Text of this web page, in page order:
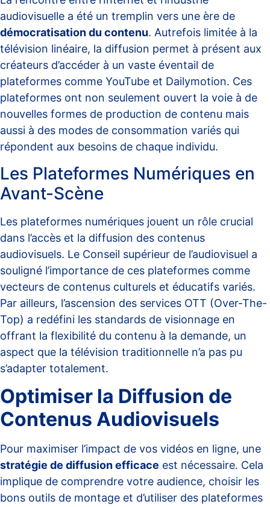
audiovisuelle a été un tremplin vers une ère de
démocratisation du contenu. Autrefois limitée à la
télévision linéaire, la diffusion permet à présent aux
créateurs d’accéder à un vaste éventail de
plateformes comme YouTube et Dailymotion. Ces
plateformes ont non seulement ouvert la voie à de
nouvelles formes de production de contenu mais
aussi à des modes de consommation variés qui
répondent aux besoins de chaque individu.
Les Plateformes Numériques en
Avant-Scène
Les plateformes numériques jouent un rôle crucial
dans l’accès et la diffusion des contenus
audiovisuels. Le Conseil supérieur de l’audiovisuel a
souligné l’importance de ces plateformes comme
vecteurs de contenus culturels et éducatifs variés.
Par ailleurs, l’ascension des services OTT (Over-The-
Top) a redéfini les standards de visionnage en
offrant la flexibilité du contenu à la demande, un
aspect que la télévision traditionnelle n’a pas pu
s’adapter totalement.
Optimiser la Diffusion de
Contenus Audiovisuels
Pour maximiser l’impact de vos vidéos en ligne, une
stratégie de diffusion efficace est nécessaire. Cela
implique de comprendre votre audience, choisir les
bons outils de montage et d’utiliser des plateformes